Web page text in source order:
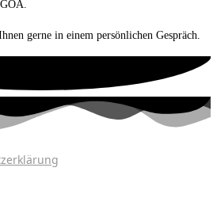
gerne in einem persönlichen Gespräch.